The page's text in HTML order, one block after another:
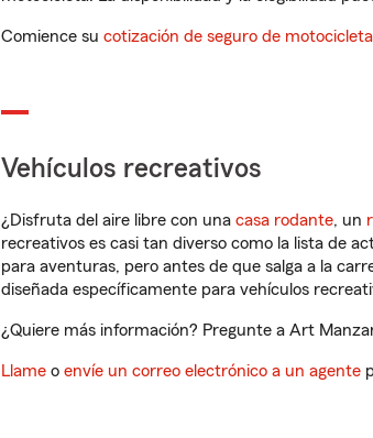
Comience su cotización de seguro de motocicleta
Vehículos recreativos
¿Disfruta del aire libre con una casa rodante, un
recreativos es casi tan diverso como la lista de
para aventuras, pero antes de que salga a la
diseñada específicamente para vehículos
¿Quiere más información? Pregunte a Art
Llame o envíe un correo electrónico a un agente